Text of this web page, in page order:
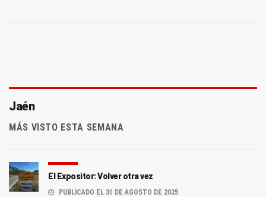
Jaén
MÁS VISTO ESTA SEMANA
El Expositor: Volver otra vez
PUBLICADO EL 31 DE AGOSTO DE 2025